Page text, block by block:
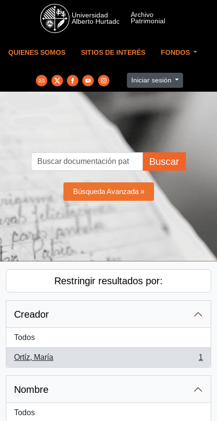
Skip to main content
QUIENES SOMOS SITIOS DE INTERÉS FONDOS
Iniciar sesión
Buscar
Búsqueda Avanzada »
Restringir resultados por:
Creador
Todos
Ortíz, María
, 1 resultados
1
Nombre
Todos